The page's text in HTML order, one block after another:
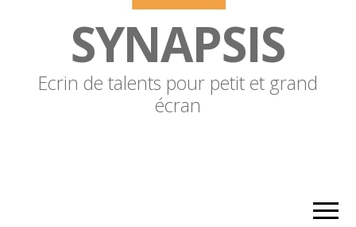
SYNAPSIS
Ecrin de talents pour petit et grand
écran